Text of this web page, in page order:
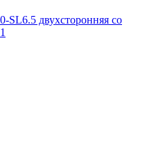
SL6.5 двухсторонняя со